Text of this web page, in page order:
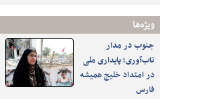
ویژه‌ها
جنوب در مدار
تاب‌آوری؛ پایداری ملی
در امتداد خلیج همیشه
فارس